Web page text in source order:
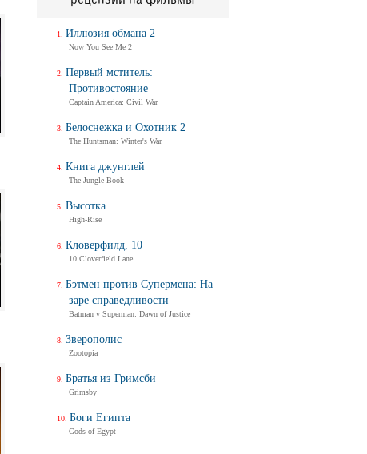
Иллюзия обмана 2
Now You See Me 2
Первый мститель:
Противостояние
Captain America: Civil War
Белоснежка и Охотник 2
The Huntsman: Winter's War
Книга джунглей
The Jungle Book
Высотка
High-Rise
Кловерфилд, 10
10 Cloverfield Lane
Бэтмен против Супермена: На
заре справедливости
Batman v Superman: Dawn of Justice
Зверополис
Zootopia
Братья из Гримсби
Grimsby
Боги Египта
Gods of Egypt